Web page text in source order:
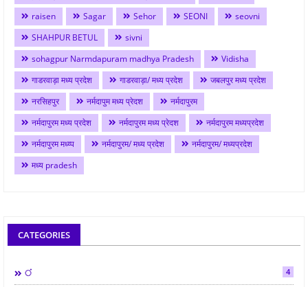
raisen
Sagar Sehor SEONI
seovni
SHAHPUR BETUL
sivni
sohagpur Narmdapuram madhya Pradesh
Vidisha
गाडरवाड़ा मध्य प्रदेश
गाडरवाड़ा/ मध्य प्रदेश
जबलपुर मध्य प्रदेश
नरसिहपुर
नर्मदापुम मध्य प्रेदश
नर्मदापुरम
नर्मदापुरम मध्य प्रदेश
नर्मदापुरम मध्य प्रेदश
नर्मदापुरम मध्यप्रदेश
नर्मदापुरम मध्य्प
नर्मदापुरम/ मध्य प्रदेश
नर्मदापुरम/ मध्यप्रदेश
मध्य pradesh
CATEGORIES
ं 4